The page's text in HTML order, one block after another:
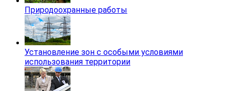
Природоохранные работы
Установление зон с особыми условиями
использования территории